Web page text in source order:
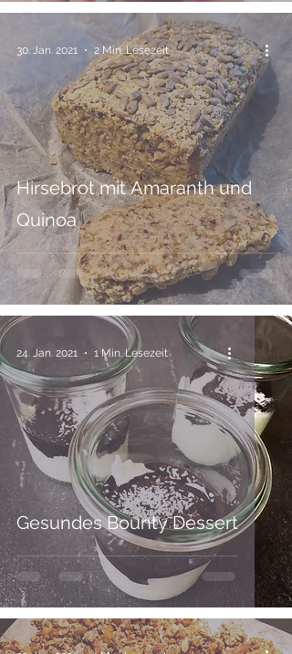
Hirsebrot mit Amaranth und
Quinoa
30. Jan. 2021 2 Min. Lesezeit
Gesundes Bounty Dessert
24. Jan. 2021 1 Min. Lesezeit